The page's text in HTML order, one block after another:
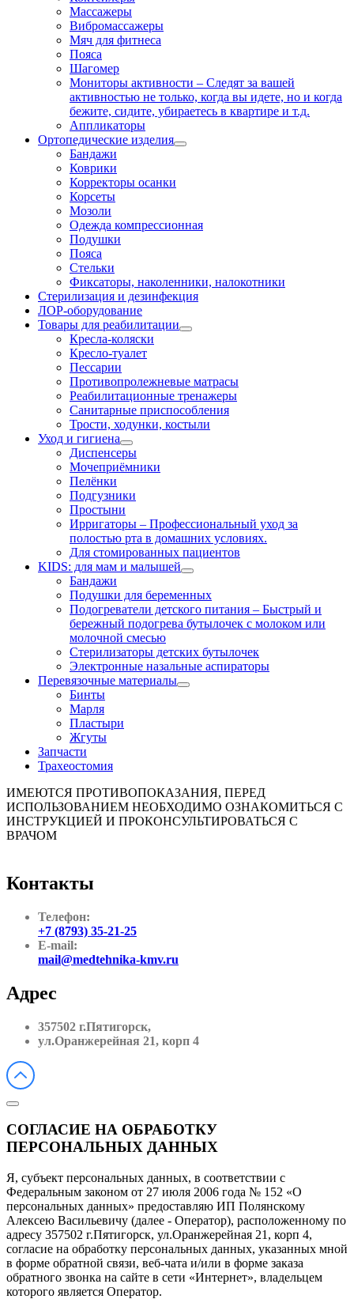
Массажеры
Вибромассажеры
Мяч для фитнеса
Пояса
Шагомер
Мониторы активности – Следят за вашей
активностью не только, когда вы идете, но и когда
бежите, сидите, убираетесь в квартире и т.д.
Аппликаторы
Ортопедические изделия
Бандажи
Коврики
Корректоры осанки
Корсеты
Мозоли
Одежда компрессионная
Подушки
Пояса
Стельки
Фиксаторы, наколенники, налокотники
Стерилизация и дезинфекция
ЛОР-оборудование
Товары для реабилитации
Кресла-коляски
Кресло-туалет
Пессарии
Противопролежневые матрасы
Реабилитационные тренажеры
Санитарные приспособления
Трости, ходунки, костыли
Уход и гигиена
Диспенсеры
Мочеприёмники
Пелёнки
Подгузники
Простыни
Ирригаторы – Профессиональный уход за
полостью рта в домашних условиях.
Для стомированных пациентов
KIDS: для мам и малышей
Бандажи
Подушки для беременных
Подогреватели детского питания – Быстрый и
бережный подогрева бутылочек с молоком или
молочной смесью
Стерилизаторы детских бутылочек
Электронные назальные аспираторы
Перевязочные материалы
Бинты
Марля
Пластыри
Жгуты
Запчасти
Трахеостомия
ИМЕЮТСЯ ПРОТИВОПОКАЗАНИЯ, ПЕРЕД
ИСПОЛЬЗОВАНИЕМ НЕОБХОДИМО ОЗНАКОМИТЬСЯ С
ИНСТРУКЦИЕЙ И ПРОКОНСУЛЬТИРОВАТЬСЯ С
ВРАЧОМ
Контакты
Телефон:
+7 (8793) 35-21-25
E-mail:
mail@medtehnika-kmv.ru
Адрес
357502 г.Пятигорск,
ул.Оранжерейная 21, корп 4
СОГЛАСИЕ НА ОБРАБОТКУ
ПЕРСОНАЛЬНЫХ ДАННЫХ
Я, субъект персональных данных, в соответствии с
Федеральным законом от 27 июля 2006 года № 152 «О
персональных данных» предоставляю ИП Полянскому
Алексею Васильевичу (далее - Оператор), расположенному по
адресу 357502 г.Пятигорск, ул.Оранжерейная 21, корп 4,
согласие на обработку персональных данных, указанных мной
в форме обратной связи, веб-чата и/или в форме заказа
обратного звонка на сайте в сети «Интернет», владельцем
которого является Оператор.